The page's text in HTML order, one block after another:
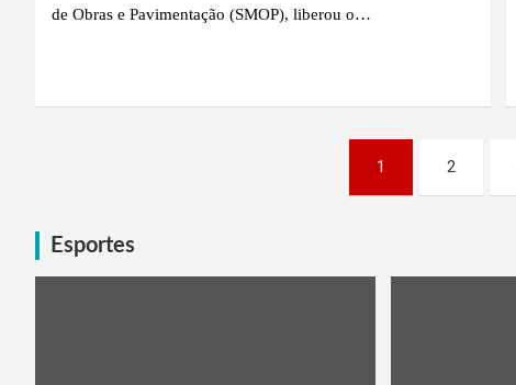
de Obras e Pavimentação (SMOP), liberou o…
posts
1 2
Esportes